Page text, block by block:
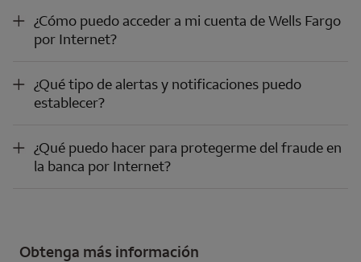
Wells Fargo
por Internet?
¿Cómo puedo acceder a mi cuenta deWells Fargo
por Internet?
¿Qué tipo de alertas y notificaciones puedo establecer?
¿Qué tipo de alertas y notificaciones puedo
establecer?
¿Qué puedo hacer para protegerme del fraude en la banca por Internet?
¿Qué puedo hacer para protegerme del fraude en
la banca por Internet?
Obtenga más información